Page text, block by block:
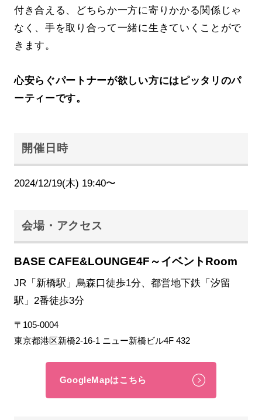
付き合える、どちらか一方に寄りかかる関係じゃ
なく、手を取り合って一緒に生きていくことがで
きます。
心安らぐパートナーが欲しい方にはピッタリのパ
ーティーです。
開催日時
2024/12/19(木) 19:40〜
会場・アクセス
BASE CAFE&LOUNGE4F～イベントRoom
JR「新橋駅」烏森口徒歩1分、都営地下鉄「汐留
駅」2番徒歩3分
〒105-0004
東京都港区新橋2-16-1 ニュー新橋ビル4F 432
GoogleMapはこちら